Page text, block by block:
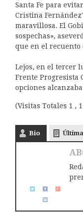
Santa Fe para
Cristina
maravillosa. El
sospechas»,
que en el
Lejos, en el tercer
Frente Progresista
opciones
(Visitas Totales 1 ,
Bio